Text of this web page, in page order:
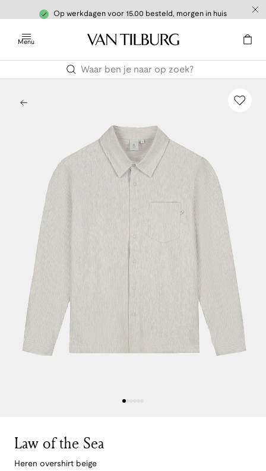
Op werkdagen voor 15.00 besteld, morgen in huis
Menu
Law of the Sea
Heren overshirt beige